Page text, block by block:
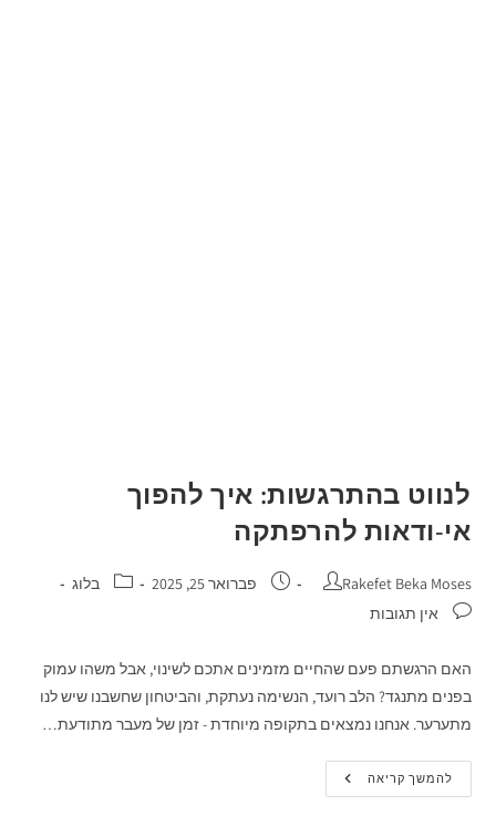
לנווט בהתרגשות: איך להפוך
אי-ודאות להרפתקה
Rakefet Beka Moses פברואר 25, 2025
בלוג
אין תגובות
האם הרגשתם פעם שהחיים מזמינים אתכם לשינוי, אבל משהו עמוק
בפנים מתנגד? הלב רועד, הנשימה נעתקת, והביטחון שחשבנו שיש לנו
מתערער. אנחנו נמצאים בתקופה מיוחדת - זמן של מעבר מתודעת…
להמשך קריאה